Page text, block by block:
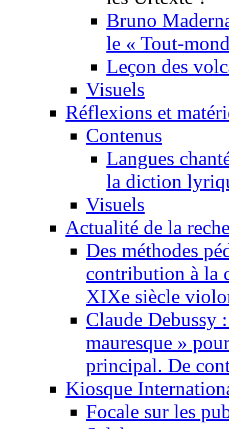
Bruno
le « Tout-
Leçon des
Visuels
Réflexions et
Contenus
Langues
la diction
Visuels
Actualité de la
Des méthodes
contribution à la
XIXe siècle
Claude Debussy
mauresque »
principal. De
Kiosque
Focale sur les